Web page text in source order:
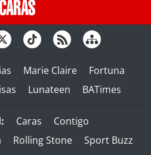
Marie Claire
Fortuna
Lunateen BATimes
Caras
Contigo
Rolling Stone
Sport Buzz